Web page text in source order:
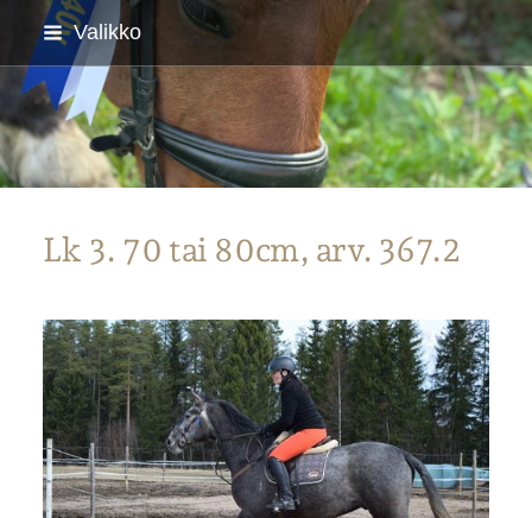
Siirry
sivun
sisältöön
Valikko
Parkanon Ratsastajat
Lk 3. 70 tai 80cm, arv. 367.2